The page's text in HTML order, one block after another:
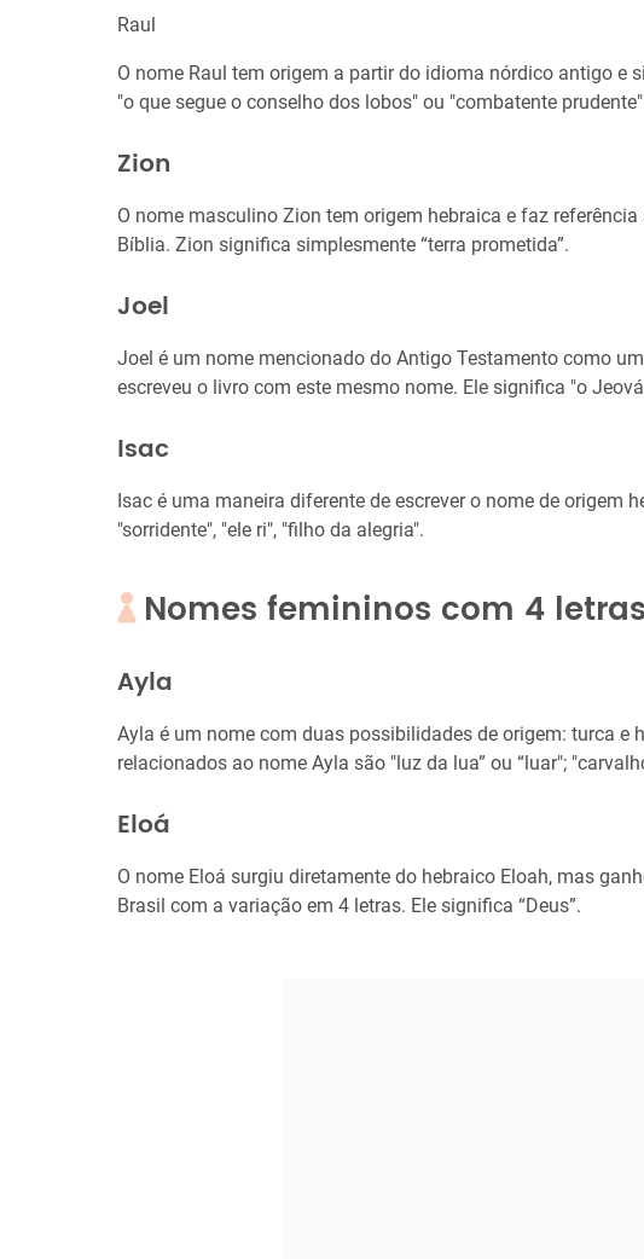
Raul
O nome Raul tem origem a partir do idioma nórdico antigo e
"o que segue o conselho dos lobos" ou "combatente
Zion
O nome masculino Zion tem origem hebraica e faz
Bíblia. Zion significa simplesmente “terra prometida”.
Joel
Joel é um nome mencionado do Antigo Testamento como
escreveu o livro com este mesmo nome. Ele significa "o
Isac
Isac é uma maneira diferente de escrever o nome de origem
"sorridente", "ele ri", "filho da alegria".
Nomes femininos com 4 letras
Ayla
Ayla é um nome com duas possibilidades de origem: turca e
relacionados ao nome Ayla são "luz da lua” ou “luar";
Eloá
O nome Eloá surgiu diretamente do hebraico Eloah, mas
Brasil com a variação em 4 letras. Ele significa “Deus”.